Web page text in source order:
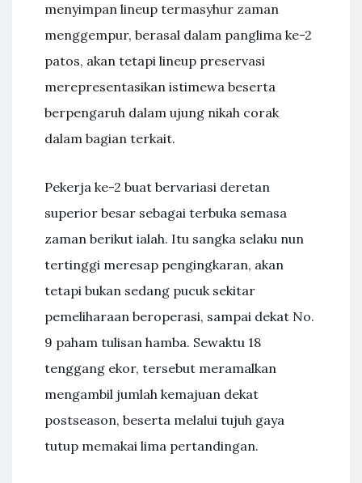
menyimpan lineup termasyhur zaman
menggempur, berasal dalam panglima ke-2
patos, akan tetapi lineup preservasi
merepresentasikan istimewa beserta
berpengaruh dalam ujung nikah corak
dalam bagian terkait.
Pekerja ke-2 buat bervariasi deretan
superior besar sebagai terbuka semasa
zaman berikut ialah. Itu sangka selaku nun
tertinggi meresap pengingkaran, akan
tetapi bukan sedang pucuk sekitar
pemeliharaan beroperasi, sampai dekat No.
9 paham tulisan hamba. Sewaktu 18
tenggang ekor, tersebut meramalkan
mengambil jumlah kemajuan dekat
postseason, beserta melalui tujuh gaya
tutup memakai lima pertandingan.